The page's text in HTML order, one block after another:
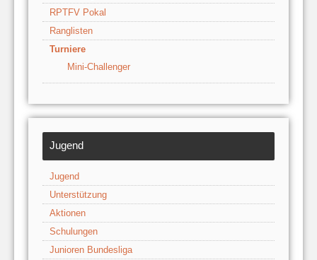
RPTFV Pokal
Ranglisten
Turniere
Mini-Challenger
Jugend
Jugend
Unterstützung
Aktionen
Schulungen
Junioren Bundesliga